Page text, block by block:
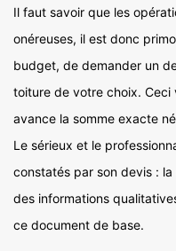
Il faut savoir que les
onéreuses, il est donc
budget, de demander un
toiture de votre choix.
avance la somme exacte
Le sérieux et le
constatés par son devis :
des informations
ce document de base.